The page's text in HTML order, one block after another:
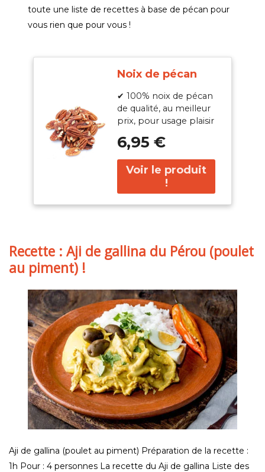
toute une liste de recettes à base de pécan pour
vous rien que pour vous !
Noix de pécan
✔ 100% noix de pécan
de qualité, au meilleur
prix, pour usage plaisir
6,95 €
Recette : Aji de gallina du Pérou (poulet
au piment) !
Aji de gallina (poulet au piment) Préparation de la recette :
1h Pour : 4 personnes La recette du Aji de gallina Liste des